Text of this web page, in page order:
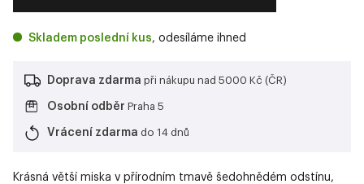
Skladem poslední kus, odesíláme ihned
Doprava zdarma při nákupu nad 5000 Kč (ČR)
Osobní odběr Praha 5
Vrácení zdarma do 14 dnů
Krásná větší miska v přírodním tmavě šedohnědém odstínu,